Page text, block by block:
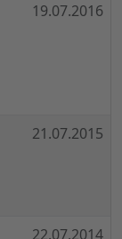
19.07.2016
21.07.2015
22.07.2014